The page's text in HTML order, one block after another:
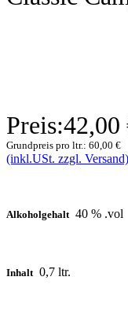
Preis:42,00
Grundpreis pro ltr.: 60,00 €
(inkl.USt. zzgl.
Alkoholgehalt 40 % .vol
Inhalt 0,7 ltr.